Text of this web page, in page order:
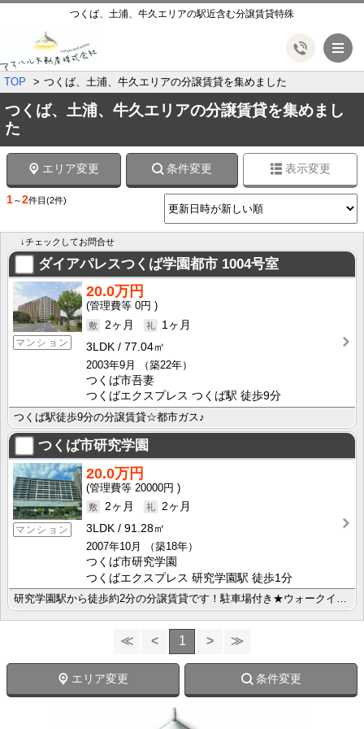
つくば、土浦、牛久エリアの駅近含む分譲賃貸特殊
TOP つくば、土浦、牛久エリアの分譲賃貸を集めました
つくば、土浦、牛久エリアの分譲賃貸を集めまし
た
エリア変更 条件変更 表示変更
1～2件目 (2件)
↓チェックしてお問合せ
ダイアパレスつくば学園都市 1004号室
マンション
20.0万円
0円
2ヶ月
1ヶ月
3LDK
77.04㎡
2003年9月
（築22年）
つくば市吾妻
つくばエクスプレス つくば駅 徒歩9分
つくば駅徒歩9分の分譲賃貸☆都市ガス♪
つくば市研究学園
マンション
20.0万円
20000円
2ヶ月
2ヶ月
3LDK
91.28㎡
2007年10月
（築18年）
つくば市研究学園
つくばエクスプレス 研究学園駅 徒歩1分
研究学園駅から徒歩約2分の分譲賃貸です！駐車場付き★ウォークインクローゼット完備！
≪ < 1 > ≫
エリア変更 条件変更